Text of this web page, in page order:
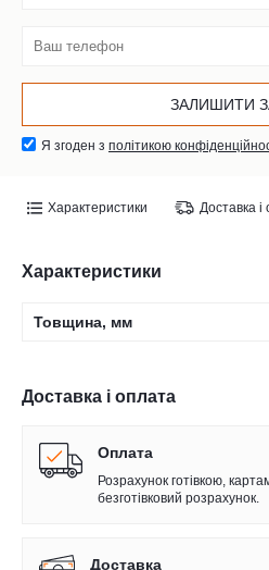
Я згоден з політикою
Характеристики Доставка і
Характеристики
Товщина, мм
Доставка і оплата
Оплата
Розрахунок готівкою,
безготівковий розрахунок.
Доставка